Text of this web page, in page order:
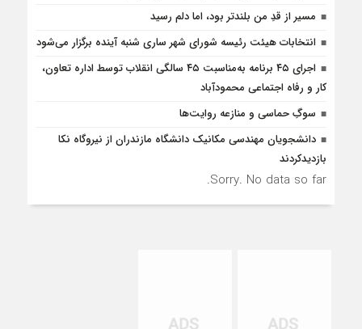
مسیر از قدِ من بلندتر بود، اما دلم رسید
انتخابات هیئت رئیسه شورای شهر ساری شنبه آینده برگزار می‌شود
اجرای ۴۵ برنامه به‌مناسبت ۴۵ سالگی انقلاب توسط اداره تعاون،
کار و رفاه اجتماعی محمودآباد
سوگِ حماسی و منازعه روایت‌ها
دانشجویان مهندسی مکانیک دانشگاه مازندران از نيروگاه نکا
بازديدكردند
Sorry. No data so far.